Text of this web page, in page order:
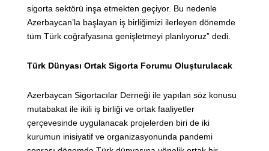
sigorta sektörü inşa etmekten geçiyor. Bu nedenle
Azerbaycan’la başlayan iş birliğimizi ilerleyen dönemde
tüm Türk coğrafyasına genişletmeyi planlıyoruz” dedi.
Türk Dünyası Ortak Sigorta Forumu Oluşturulacak
Azerbaycan Sigortacılar Derneği ile yapılan söz konusu
mutabakat ile ikili iş birliği ve ortak faaliyetler
çerçevesinde uygulanacak projelerden biri de iki
kurumun inisiyatif ve organizasyonunda pandemi